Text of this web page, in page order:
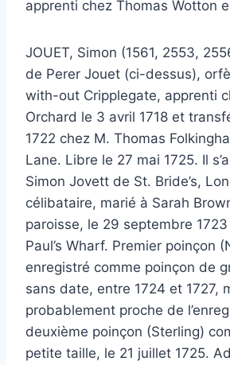
apprenti chez Thomas Wotton
JOUET, Simon (1561, 2553,
de Perer Jouet (ci-dessus),
with-out Cripplegate, apprenti
Orchard le 3 avril 1718 et
1722 chez M. Thomas
Lane. Libre le 27 mai 1725. Il
Simon Jovett de St. Bride’s,
célibataire, marié à Sarah
paroisse, le 29 septembre 1723
Paul’s Wharf. Premier poinçon
enregistré comme poinçon de
sans date, entre 1724 et 1727,
probablement proche de
deuxième poinçon (Sterling)
petite taille, le 21 juillet 1725.